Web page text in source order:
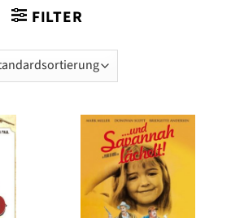
FILTER